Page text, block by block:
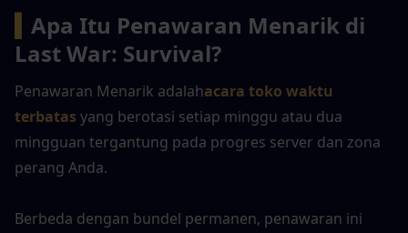
Apa Itu Penawaran Menarik di
Last War: Survival?
Penawaran Menarik adalahacara toko waktu
terbatas yang berotasi setiap minggu atau dua
mingguan tergantung pada progres server dan zona
perang Anda.
Berbeda dengan bundel permanen, penawaran ini